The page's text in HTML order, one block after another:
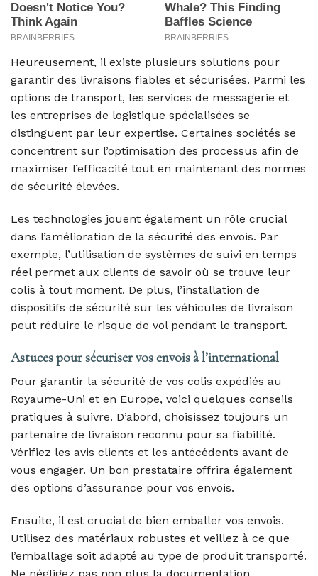
Heureusement, il existe plusieurs solutions pour
garantir des livraisons fiables et sécurisées. Parmi les
options de transport, les services de messagerie et
les entreprises de logistique spécialisées se
distinguent par leur expertise. Certaines sociétés se
concentrent sur l’optimisation des processus afin de
maximiser l’efficacité tout en maintenant des normes
de sécurité élevées.
Les technologies jouent également un rôle crucial
dans l’amélioration de la sécurité des envois. Par
exemple, l’utilisation de systèmes de suivi en temps
réel permet aux clients de savoir où se trouve leur
colis à tout moment. De plus, l’installation de
dispositifs de sécurité sur les véhicules de livraison
peut réduire le risque de vol pendant le transport.
Astuces pour sécuriser vos envois à l’international
Pour garantir la sécurité de vos colis expédiés au
Royaume-Uni et en Europe, voici quelques conseils
pratiques à suivre. D’abord, choisissez toujours un
partenaire de livraison reconnu pour sa fiabilité.
Vérifiez les avis clients et les antécédents avant de
vous engager. Un bon prestataire offrira également
des options d’assurance pour vos envois.
Ensuite, il est crucial de bien emballer vos envois.
Utilisez des matériaux robustes et veillez à ce que
l’emballage soit adapté au type de produit transporté.